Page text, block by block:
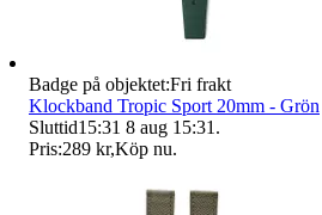
Badge på objektet:Fri frakt
Klockband Tropic Sport 20mm - Grön
Sluttid15:31 8 aug 15:31 .
Pris:289 kr,Köp nu.